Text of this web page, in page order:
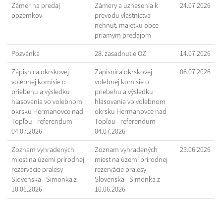
Zámer na predaj
pozemkov
Zámery a uznesenia k
prevodu vlastníctva
nehnut. majetku obce
priamym predajom
24.07.2026
Pozvánka 28. zasadnutie OZ 14.07.2026
Zápisnica okrskovej
volebnej komisie o
priebehu a výsledku
hlasovania vo volebnom
okrsku Hermanovce nad
Topľou - referendum
04.07.2026
Zápisnica okrskovej
volebnej komisie o
priebehu a výsledku
hlasovania vo volebnom
okrsku Hermanovce nad
Topľou - referendum
04.07.2026
06.07.2026
Zoznam vyhradených
miest na území prírodnej
rezervácie pralesy
Slovenska - Šimonka z
10.06.2026
Zoznam vyhradených
miest na území prírodnej
rezervácie pralesy
Slovenska - Šimonka z
10.06.2026
23.06.2026